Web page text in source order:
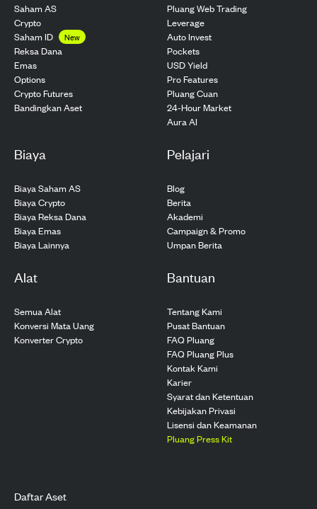
Saham AS
Crypto
Saham ID
New
Reksa Dana
Emas
Options
Crypto Futures
Bandingkan Aset
Pluang Web Trading
Leverage
Auto Invest
Pockets
USD Yield
Pro Features
Pluang Cuan
24-Hour Market
Aura AI
Biaya
Biaya Saham AS
Biaya Crypto
Biaya Reksa Dana
Biaya Emas
Biaya Lainnya
Pelajari
Blog
Berita
Akademi
Campaign & Promo
Umpan Berita
Alat
Semua Alat
Konversi Mata Uang
Konverter Crypto
Bantuan
Tentang Kami
Pusat Bantuan
FAQ Pluang
FAQ Pluang Plus
Kontak Kami
Karier
Syarat dan Ketentuan
Kebijakan Privasi
Lisensi dan Keamanan
Pluang Press Kit
Daftar Aset